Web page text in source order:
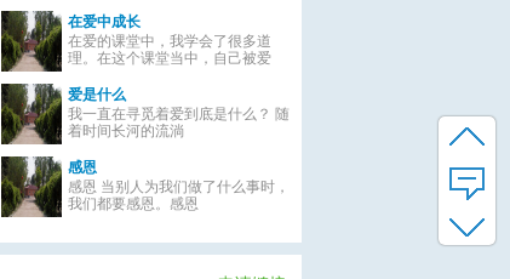
在爱中成长
在爱的课堂中，我学会了很多道
理。在这个课堂当中，自己被爱
爱是什么
我一直在寻觅着爱到底是什么？ 随
着时间长河的流淌
感恩
感恩 当别人为我们做了什么事时，
我们都要感恩。感恩